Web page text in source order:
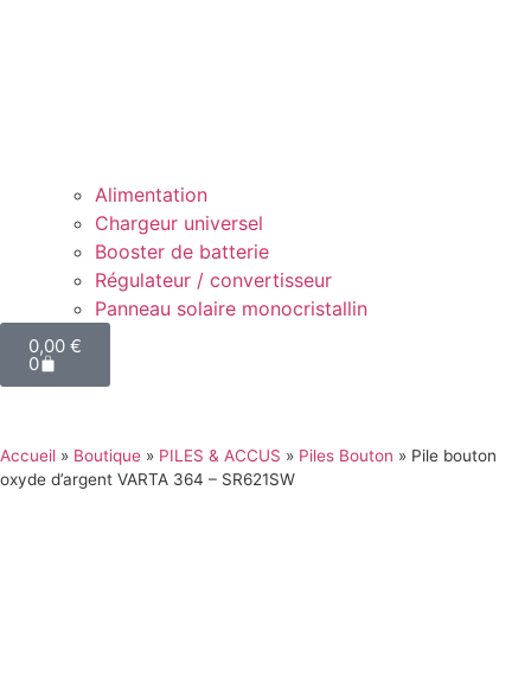
Alimentation
Chargeur universel
Booster de batterie
Régulateur / convertisseur
Panneau solaire monocristallin
0,00 €
0
Accueil » Boutique » PILES & ACCUS » Piles Bouton » Pile bouton
oxyde d’argent VARTA 364 – SR621SW